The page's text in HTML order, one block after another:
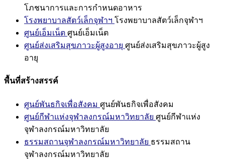
โภชนาการและการกำหนดอาหาร
โรงพยาบาลสัตว์เล็กจุฬาฯ โรงพยาบาลสัตว์เล็กจุฬาฯ
ศูนย์เอ็มเน็ต ศูนย์เอ็มเน็ต
ศูนย์ส่งเสริมสุขภาวะผู้สูงอายุ ศูนย์ส่งเสริมสุขภาวะผู้สูง
อายุ
พื้นที่สร้างสรรค์
ศูนย์พันธกิจเพื่อสังคม ศูนย์พันธกิจเพื่อสังคม
ศูนย์กีฬาแห่งจุฬาลงกรณ์มหาวิทยาลัย ศูนย์กีฬาแห่ง
จุฬาลงกรณ์มหาวิทยาลัย
ธรรมสถานจุฬาลงกรณ์มหาวิทยาลัย ธรรมสถาน
จุฬาลงกรณ์มหาวิทยาลัย